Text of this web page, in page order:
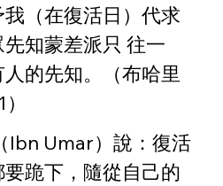
（在復活日）代求
知蒙差派只 往一
的先知。（布哈里
Ibn Umar）說：復活
跪下，隨從自己的